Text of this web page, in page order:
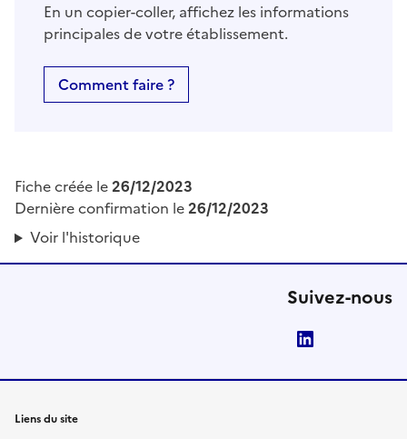
En un copier-coller, affichez les informations
principales de votre établissement.
Comment faire ?
Fiche créée le26/12/2023
Dernière confirmation le26/12/2023
Voir l'historique
Suivez-nous
Liens du site